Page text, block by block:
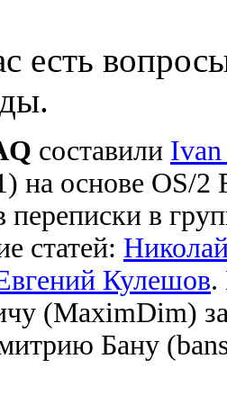
есть
cоставили
на основе OS/
переписки в
статей:
Кулешов.
(MaximDim)
Бану